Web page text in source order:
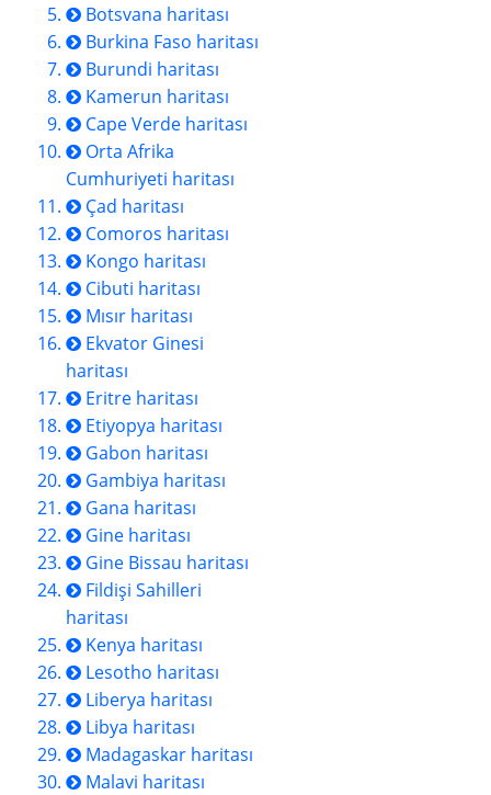
Botsvana haritası
Burkina Faso haritası
Burundi haritası
Kamerun haritası
Cape Verde haritası
Orta Afrika
Cumhuriyeti haritası
Çad haritası
Comoros haritası
Kongo haritası
Cibuti haritası
Mısır haritası
Ekvator Ginesi
haritası
Eritre haritası
Etiyopya haritası
Gabon haritası
Gambiya haritası
Gana haritası
Gine haritası
Gine Bissau haritası
Fildişi Sahilleri
haritası
Kenya haritası
Lesotho haritası
Liberya haritası
Libya haritası
Madagaskar haritası
Malavi haritası